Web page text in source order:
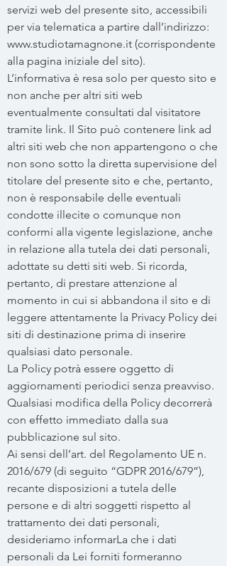
servizi web del presente sito, accessibili
per via telematica a partire dall’indirizzo:
www.studiotamagnone.it (corrispondente
alla pagina iniziale del sito).
L’informativa è resa solo per questo sito e
non anche per altri siti web
eventualmente consultati dal visitatore
tramite link. Il Sito può contenere link ad
altri siti web che non appartengono o che
non sono sotto la diretta supervisione del
titolare del presente sito e che, pertanto,
non è responsabile delle eventuali
condotte illecite o comunque non
conformi alla vigente legislazione, anche
in relazione alla tutela dei dati personali,
adottate su detti siti web. Si ricorda,
pertanto, di prestare attenzione al
momento in cui si abbandona il sito e di
leggere attentamente la Privacy Policy dei
siti di destinazione prima di inserire
qualsiasi dato personale.
La Policy potrà essere oggetto di
aggiornamenti periodici senza preavviso.
Qualsiasi modifica della Policy decorrerà
con effetto immediato dalla sua
pubblicazione sul sito.
Ai sensi dell’art. del Regolamento UE n.
2016/679 (di seguito “GDPR 2016/679”),
recante disposizioni a tutela delle
persone e di altri soggetti rispetto al
trattamento dei dati personali,
desideriamo informarLa che i dati
personali da Lei forniti formeranno